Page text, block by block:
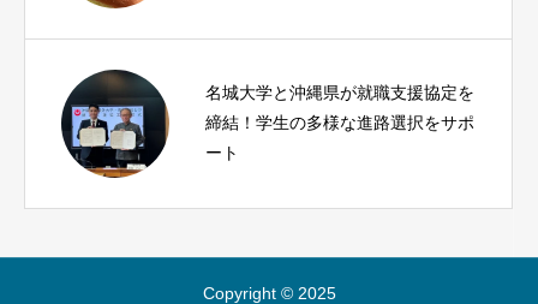
名城大学と沖縄県が就職支援協定を
締結！学生の多様な進路選択をサポ
ート
Copyright © 2025